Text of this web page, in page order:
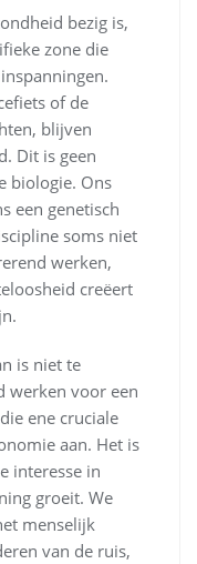
bezig is,
zone die
of de
blijven
Dit is geen
biologie. Ons
een genetisch
soms niet
werken,
creëert
is niet te
werken voor een
ene cruciale
aan. Het is
interesse in
groeit. We
menselijk
van de ruis,